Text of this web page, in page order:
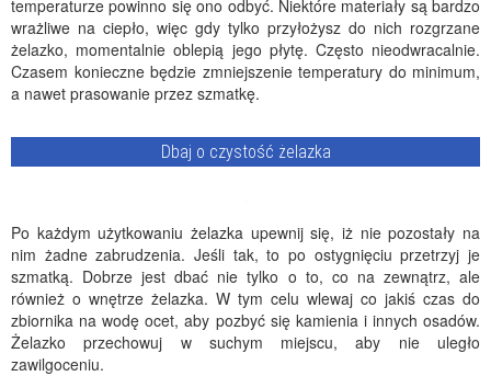
temperaturze powinno się ono odbyć. Niektóre materiały są bardzo
wrażliwe na ciepło, więc gdy tylko przyłożysz do nich rozgrzane
żelazko, momentalnie oblepią jego płytę. Często nieodwracalnie.
Czasem konieczne będzie zmniejszenie temperatury do minimum,
a nawet prasowanie przez szmatkę.
Dbaj o czystość żelazka
Po każdym użytkowaniu żelazka upewnij się, iż nie pozostały na
nim żadne zabrudzenia. Jeśli tak, to po ostygnięciu przetrzyj je
szmatką. Dobrze jest dbać nie tylko o to, co na zewnątrz, ale
również o wnętrze żelazka. W tym celu wlewaj co jakiś czas do
zbiornika na wodę ocet, aby pozbyć się kamienia i innych osadów.
Żelazko przechowuj w suchym miejscu, aby nie uległo
zawilgoceniu.